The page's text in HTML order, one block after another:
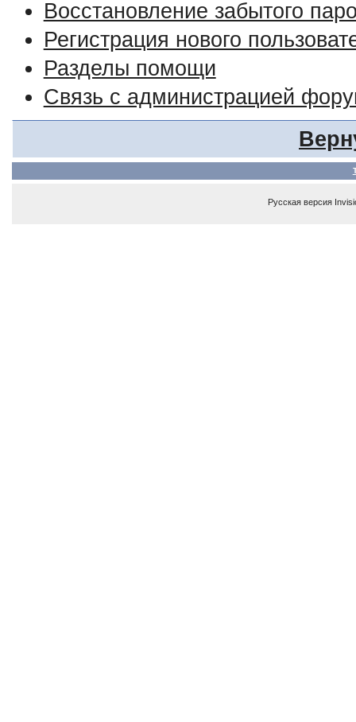
Восстановление забытого
Регистрация нового
Разделы помощи
Связь с администрацией
Русская версия